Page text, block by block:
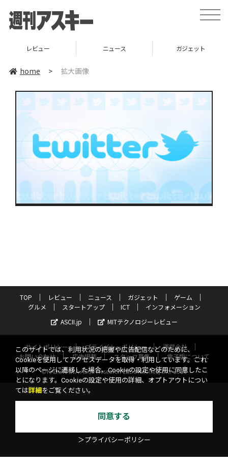
toggle
レビュー ニュース ガジェット
home > 拡大画像
TOP レビュー ニュース ガジェット
ゲーム
グルメ
スタートアップ ICT
インフォメーション
ASCII.jp
MITテクノロジーレビュー
サイトポリシー プライバシーポリシー
運営会社
お問い合わせ
広告掲載 スタッフ募集
電子版について
©KADOKAWA ASCII Research Laboratories, Inc. 2026
このサイトでは、利用状況の把握や広告配信などのために、
Cookieを使用してアクセスデータを取得・利用しています。これ
以降のページに遷移した場合、Cookieの設定や使用に同意したこ
とになります。Cookieの設定や使用の詳細、オプトアウトについ
ては詳細 をご覧ください。
同意する
＞プライバシーポリシー